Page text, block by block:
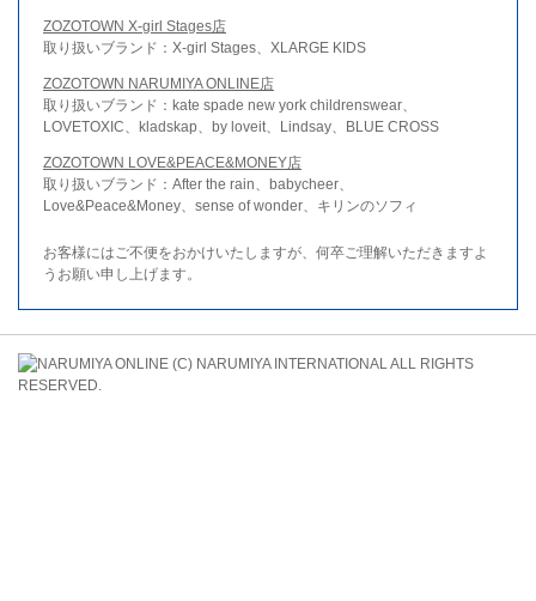
ZOZOTOWN X-girl Stages店
取り扱いブランド：X-girl Stages、XLARGE KIDS
ZOZOTOWN NARUMIYA ONLINE店
取り扱いブランド：kate spade new york childrenswear、
LOVETOXIC、kladskap、by loveit、Lindsay、BLUE CROSS
ZOZOTOWN LOVE&PEACE&MONEY店
取り扱いブランド：After the rain、babycheer、
Love&Peace&Money、sense of wonder、キリンのソフィ
お客様にはご不便をおかけいたしますが、何卒ご理解いただきますよ
うお願い申し上げます。